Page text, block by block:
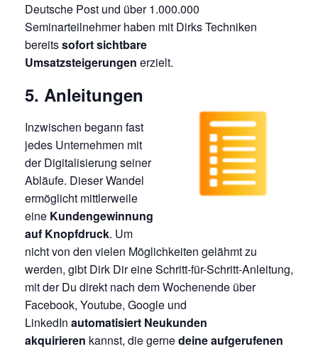
Deutsche Post und über 1.000.000
Seminarteilnehmer haben mit Dirks Techniken
bereitssofort sichtbare
Umsatzsteigerungen erzielt.
5. Anleitungen
Inzwischen begann fast
jedes Unternehmen mit
der Digitalisierung seiner
Abläufe. Dieser Wandel
ermöglicht mittlerweile
eine Kundengewinnung
auf Knopfdruck. Um
nicht von den vielen Möglichkeiten gelähmt zu
werden, gibt Dirk Dir eine Schritt-für-Schritt-Anleitung,
mit der Du direkt nach dem Wochenende über
Facebook, Youtube, Google und
LinkedIn automatisiert Neukunden
akquirieren kannst, die gernedeine aufgerufenen